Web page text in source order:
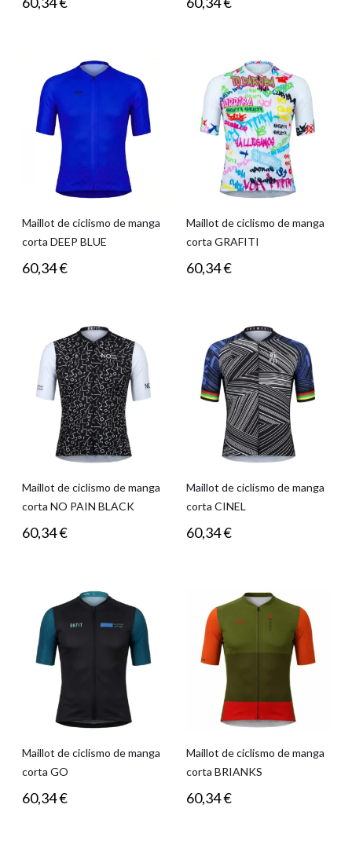
Maillot de ciclismo de manga
corta DEEP BLUE
60,34€
Maillot de ciclismo de manga
corta GRAFITI
60,34€
Maillot de ciclismo de manga
corta NO PAIN BLACK
60,34€
Maillot de ciclismo de manga
corta CINEL
60,34€
Maillot de ciclismo de manga
corta GO
60,34€
Maillot de ciclismo de manga
corta BRIANKS
60,34€